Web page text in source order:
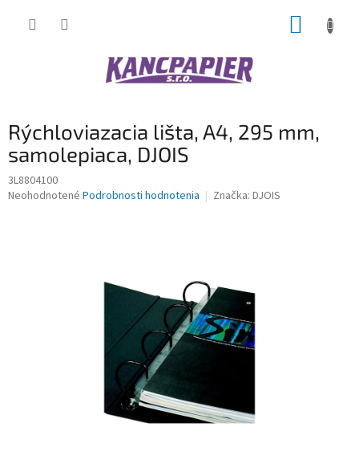
Rýchloviazacia lišta, A4, 295 mm,
samolepiaca, DJOIS
3L8804100
Priemerné
Neohodnotené Podrobnosti hodnotenia Značka: DJOIS